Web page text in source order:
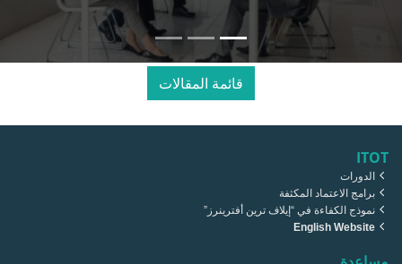
قائمة المقالات
ITOT
الدورات
برامج الاعتماد المكثفة
نموذج الكفاءة في “إيلاف ترين أفترينرز”
English Website